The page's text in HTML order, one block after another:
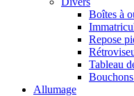
Boîtes à
Repose
Tableau
Allumage